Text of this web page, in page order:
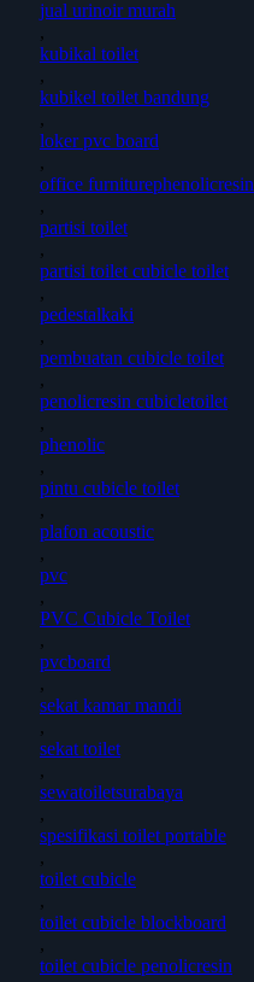
jual urinoir murah
,
kubikal toilet
,
kubikel toilet bandung
,
loker pvc board
,
office furniturephenolicresin
,
partisi toilet
,
partisi toilet cubicle toilet
,
pedestalkaki
,
pembuatan cubicle toilet
,
penolicresin cubicletoilet
,
phenolic
,
pintu cubicle toilet
,
plafon acoustic
,
pvc
,
PVC Cubicle Toilet
,
pvcboard
,
sekat kamar mandi
,
sekat toilet
,
sewatoiletsurabaya
,
spesifikasi toilet portable
,
toilet cubicle
,
toilet cubicle blockboard
,
toilet cubicle penolicresin